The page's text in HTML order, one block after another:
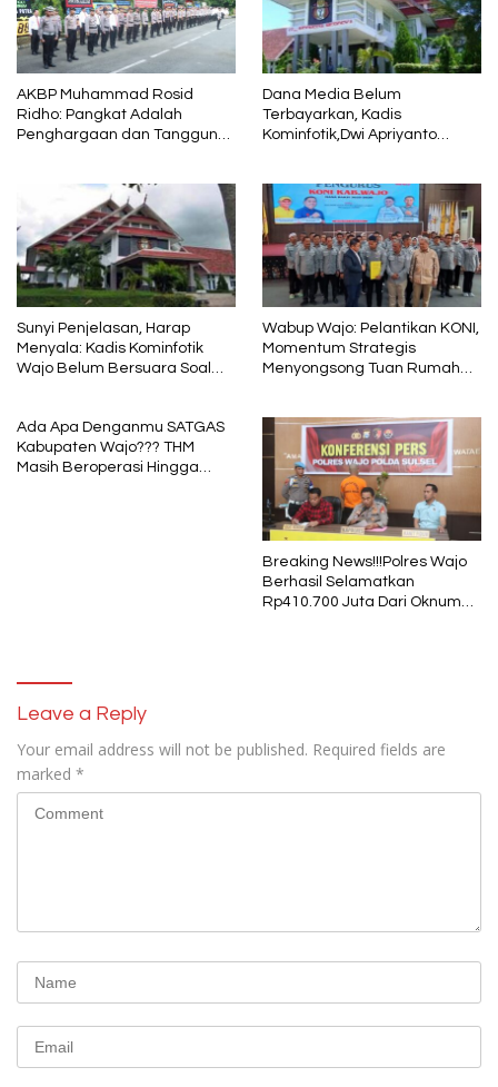
AKBP Muhammad Rosid
Ridho: Pangkat Adalah
Penghargaan dan Tanggung
Dana Media Belum
Terbayarkan, Kadis
Kominfotik,Dwi Apriyanto
Sunyi Penjelasan, Harap
Menyala: Kadis Kominfotik
Wajo Belum Bersuara Soal
Wabup Wajo: Pelantikan KONI,
Momentum Strategis
Menyongsong Tuan Rumah
Ada Apa Denganmu SATGAS
Kabupaten Wajo??? THM
Masih Beroperasi Hingga
Breaking News!!!Polres Wajo
Berhasil Selamatkan
Rp410.700 Juta Dari Oknum
Leave a Reply
Your email address will not be published. Required fields are
marked *